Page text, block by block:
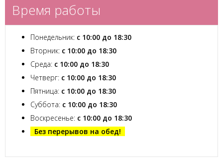
Время работы
Понедельник: с 10:00 до 18:30
Вторник: с 10:00 до 18:30
Среда: с 10:00 до 18:30
Четверг: с 10:00 до 18:30
Пятница: с 10:00 до 18:30
Суббота: с 10:00 до 18:30
Воскресенье: с 10:00 до 18:30
Без перерывов на обед!